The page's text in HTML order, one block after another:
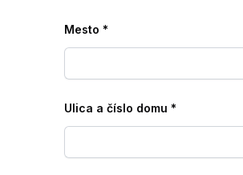
Mesto *
Ulica a číslo domu *